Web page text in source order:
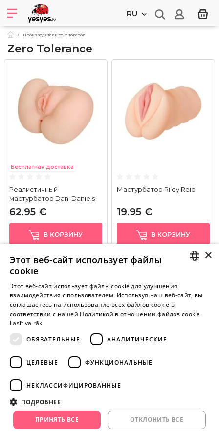
RU
Производители секс-товаров
Zero Tolerance
Бесплатная доставка
Реалистичный
мастурбатор Dani Daniels
62.95 €
В КОРЗИНУ
Мастурбатор Riley Reid
19.95 €
В КОРЗИНУ
Внимание! Yesyes.lv содержит откровенную сексуальную
информацию и изо.
ПРОДОЛЖАЙТЕ
facebook.com/yesyes.lv
Instagram/yesyes.lv
RUSSIAN
×
Этот веб-сайт использует файлы
cookie
Этот веб-сайт использует файлы cookie для улучшения
взаимодействия с пользователем. Используя наш веб-сайт, вы
соглашаетесь на использование всех файлов cookie в
соответствии с нашей Политикой в ​​отношении файлов cookie.
Lasīt vairāk
ОБЯЗАТЕЛЬНЫЕ
АНАЛИТИЧЕСКИЕ
ЦЕЛЕВЫЕ ФУНКЦИОНАЛЬНЫЕ
НЕКЛАССИФИЦИРОВАННЫЕ
ПОДРОБНЕЕ
ПРИНЯТЬ ВСЕ ОТКЛОНИТЬ ВСЕ